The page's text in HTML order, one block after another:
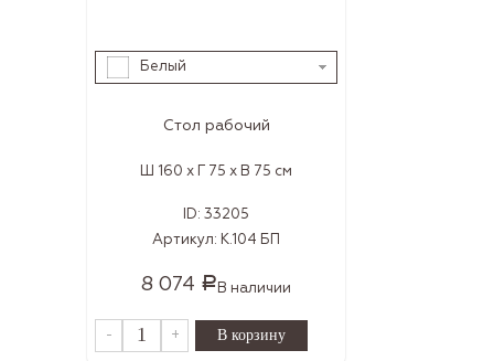
Белый
Стол рабочий
Ш 160 x Г 75 x В 75 см
ID: 33205
Артикул: К.104 БП
8 074 Р В наличии
- +